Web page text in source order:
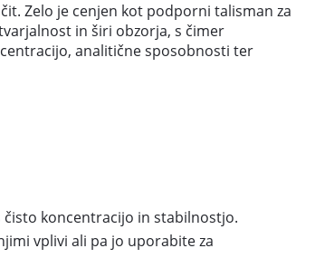
Zelo je cenjen kot podporni talisman za
in širi obzorja, s čimer
analitične sposobnosti ter
koncentracijo in stabilnostjo.
vplivi ali pa jo uporabite za